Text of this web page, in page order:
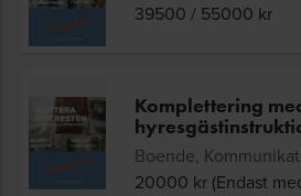
39500 / 55000 kr
Komplettering
Boende,
20000 kr (Endast